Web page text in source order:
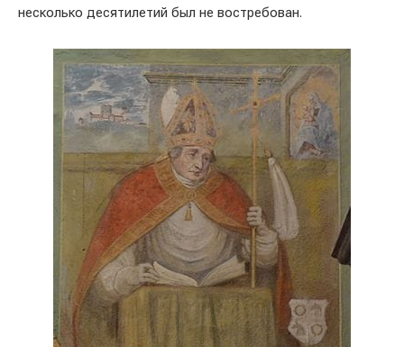
несколько десятилетий был не востребован.